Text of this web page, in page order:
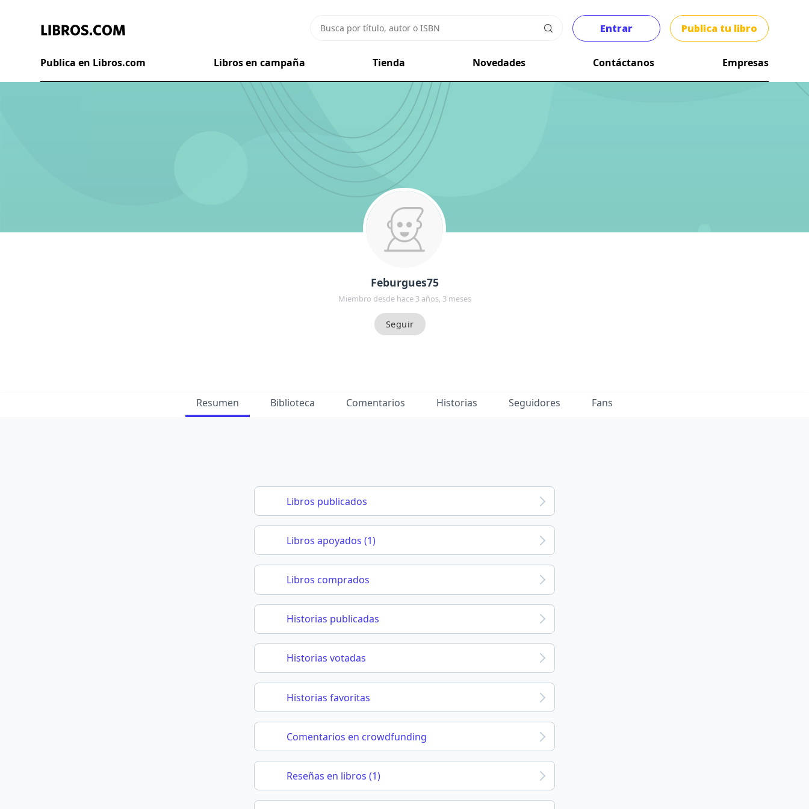
Entrar Publica tu libro
Publica en Libros.com Libros en campaña Tienda Novedades Contáctanos Empresas
Feburgues75
Miembro desde hace 3 años, 3 meses
Resumen Biblioteca Comentarios Historias Seguidores Fans
Libros publicados
Libros apoyados (1)
Libros comprados
Historias publicadas
Historias votadas
Historias favoritas
Comentarios en crowdfunding
Reseñas en libros (1)